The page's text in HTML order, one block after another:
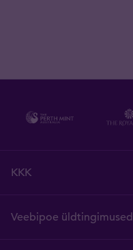
KKK
Veebipoe üldtingimused